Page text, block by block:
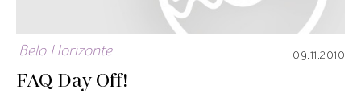
Belo Horizonte 09.11.2010
FAQ Day Off!